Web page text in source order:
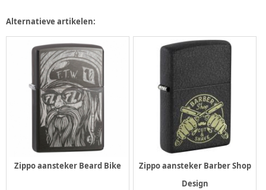
Alternatieve artikelen:
Zippo aansteker Beard Bike
Zippo aansteker Barber Shop
Design